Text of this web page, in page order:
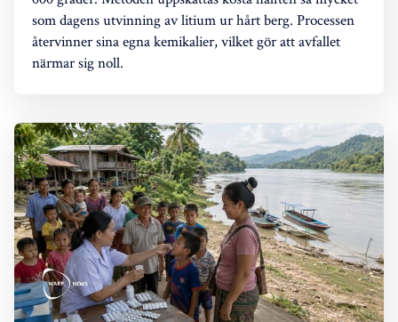
som dagens utvinning av litium ur hårt berg. Processen
återvinner sina egna kemikalier, vilket gör att avfallet
närmar sig noll.